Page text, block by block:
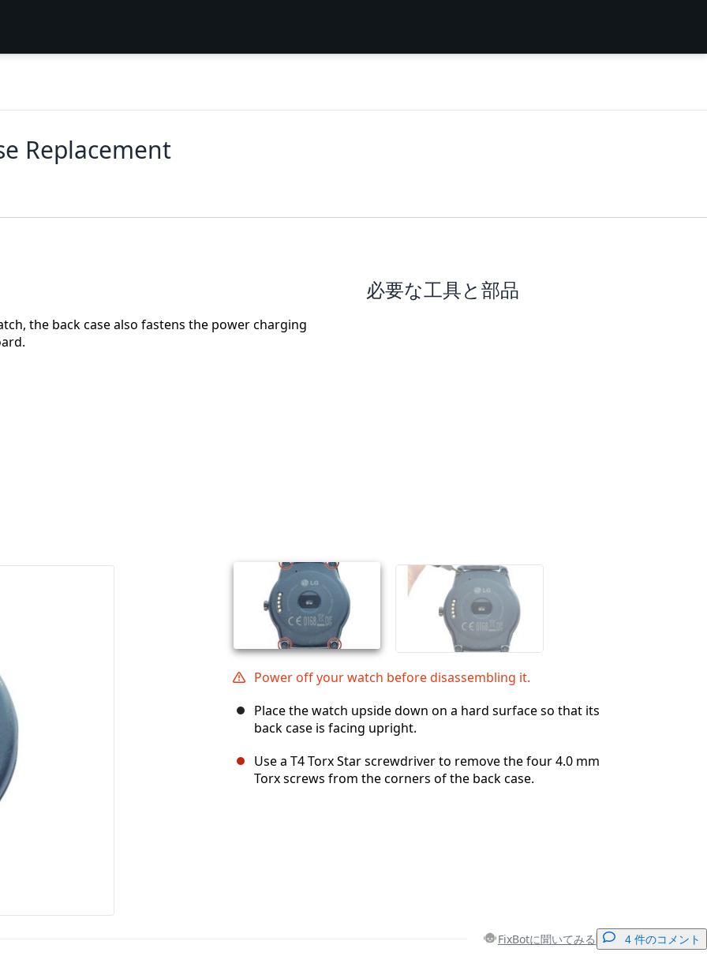
Replacement
the back case also fastens the power charging
必要な工具と部品
Power off your watch before disassembling it.
Place the watch upside down on a hard surface so that its
back case is facing upright.
Use a T4 Torx Star screwdriver to remove the four 4.0 mm
Torx screws from the corners of the back case.
FixBotに聞いてみる 4 件のコメント